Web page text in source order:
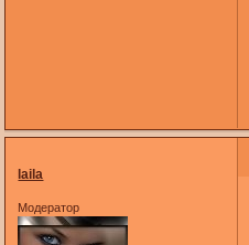
laila
Модератор